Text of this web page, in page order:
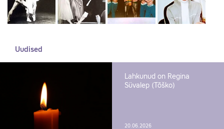
Uudised
Lahkunud on Regina
Süvalep (Tõško)
20.06.2026